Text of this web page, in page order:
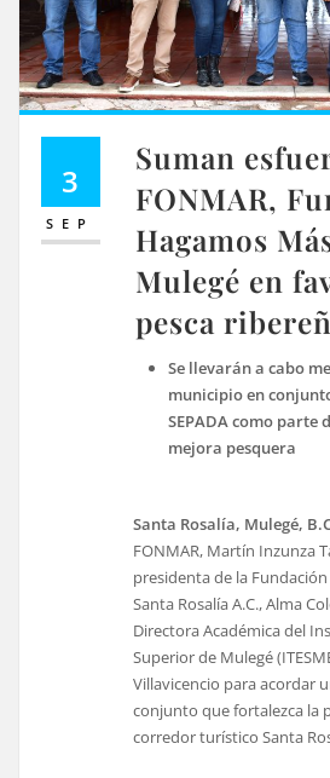
3
SEP
Suman
FONMAR,
Hagamos
Mulegé en
pesca
Se llevarán a cabo
municipio en
SEPADA como parte
mejora pesquera
Santa Rosalía, Mulegé,
FONMAR, Martín Inzunza
presidenta de la
Santa Rosalía A.C., Alma
Directora Académica del
Superior de Mulegé
Villavicencio para acordar
conjunto que fortalezca la
corredor turístico Santa